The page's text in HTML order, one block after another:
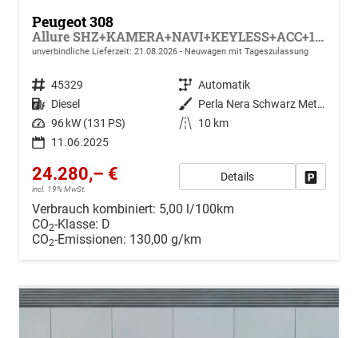
Peugeot 308
Allure SHZ+KAMERA+NAVI+KEYLESS+ACC+17 LM
unverbindliche Lieferzeit: 21.08.2026 Neuwagen mit Tageszulassung
Fahrzeugnr. 45329 Getriebe Automatik
Kraftstoff Diesel Außenfarbe
Perla Nera Schwarz Metallic
Leistung 96 kW (131 PS) Kilometerstand
10 km
11.06.2025
24.280,– €
incl. 19% MwSt.
Details
Verbrauch kombiniert: 5,00 l/100km
CO2-Klasse: D
CO2-Emissionen: 130,00 g/km